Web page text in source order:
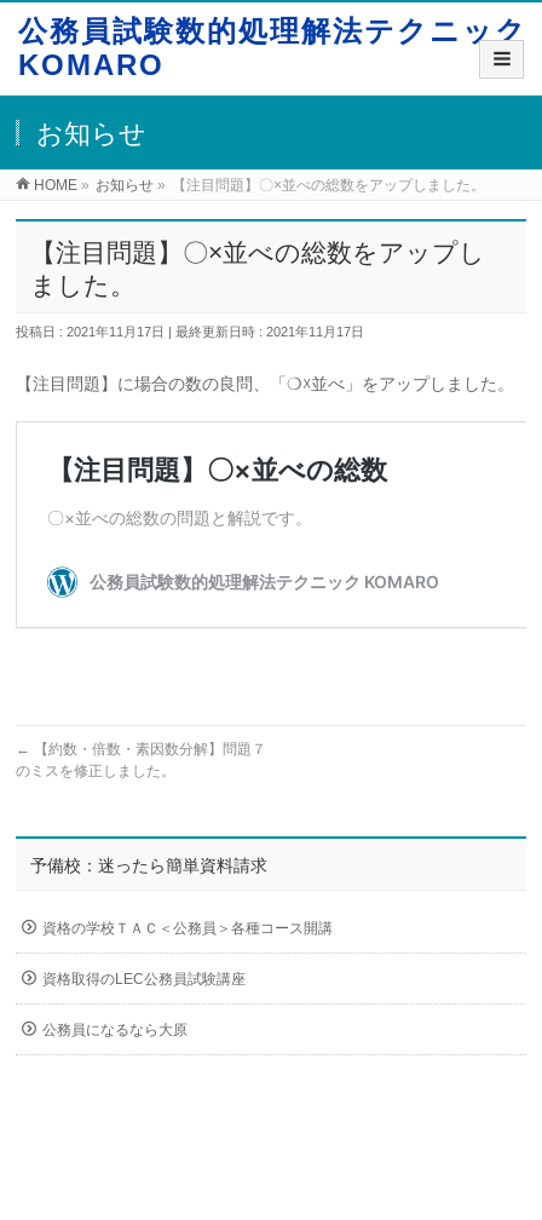
公務員試験数的処理解法テクニック
KOMARO
お知らせ
HOME » お知らせ » 【注目問題】〇×並べの総数をアップしました。
【注目問題】〇×並べの総数をアップし
ました。
投稿日 : 2021年11月17日 最終更新日時 : 2021年11月17日
【注目問題】に場合の数の良問、「❍☓並べ」をアップしました。
←
【約数・倍数・素因数分解】問題７
のミスを修正しました。
予備校：迷ったら簡単資料請求
資格の学校ＴＡＣ＜公務員＞各種コース開講
資格取得のLEC公務員試験講座
公務員になるなら大原